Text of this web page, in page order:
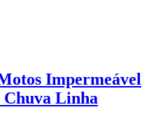
Impermeável
Linha